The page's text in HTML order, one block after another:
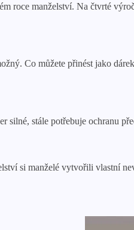
roce manželství. Na čtvrté
Co můžete přinést jako
stále potřebuje ochranu
si manželé vytvořili vlastní